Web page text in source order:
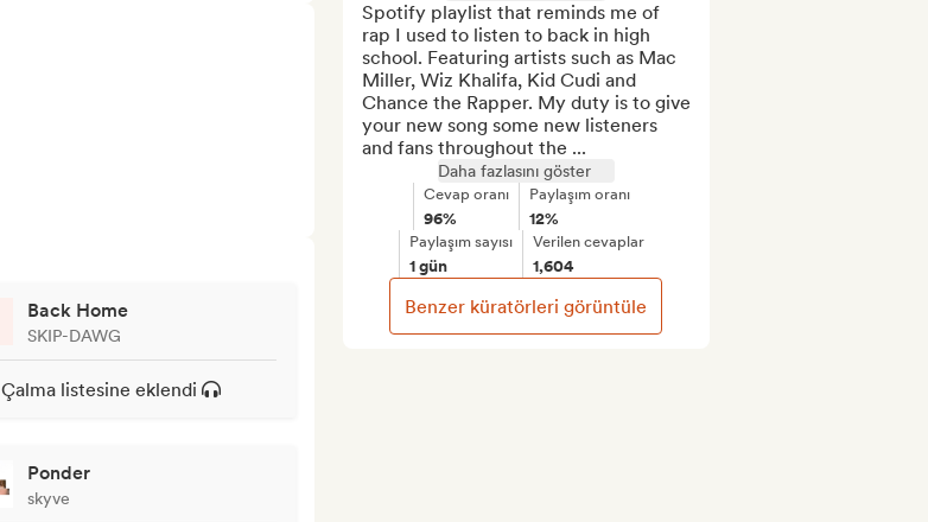
Back Home
SKIP-DAWG
Çalma listesine eklendi
Ponder
skyve
Spotify playlist that reminds me of
rap I used to listen to back in high
school. Featuring artists such as Mac
Miller, Wiz Khalifa, Kid Cudi and
Chance the Rapper. My duty is to give
your new song some new listeners
and fans throughout the ...
Daha fazlasını göster
Cevap oranı
96%
Paylaşım oranı
12%
Paylaşım sayısı
1 gün
Verilen cevaplar
1,604
Benzer küratörleri görüntüle